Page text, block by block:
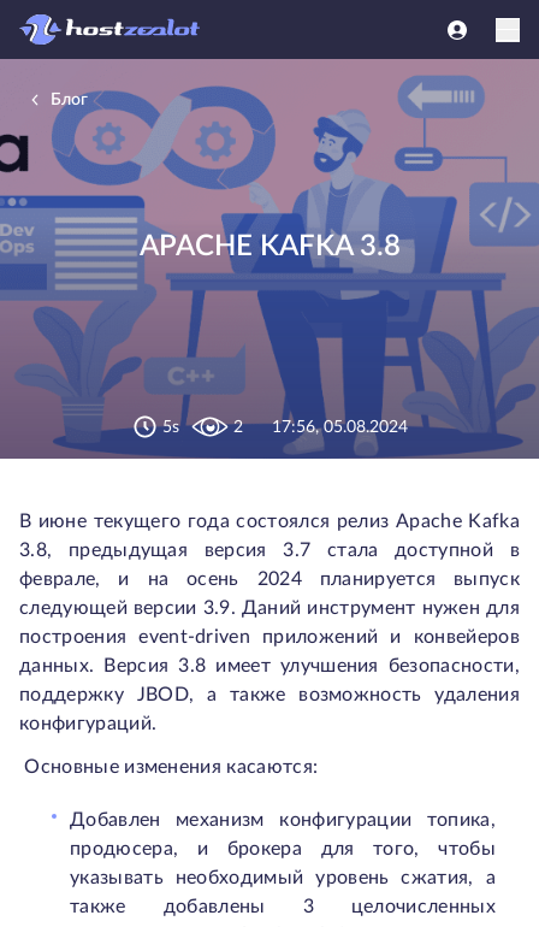
Блог
APACHE KAFKA 3.8
5s 2 17:56, 05.08.2024
В июне текущего года состоялся релиз Apache Kafka
3.8, предыдущая версия 3.7 стала доступной в
феврале, и на осень 2024 планируется выпуск
следующей версии 3.9. Даний инструмент нужен для
построения event-driven приложений и конвейеров
данных. Версия 3.8 имеет улучшения безопасности,
поддержку JBOD, а также возможность удаления
конфигураций.
Основные изменения касаются:
Добавлен механизм конфигурации топика,
продюсера, и брокера для того, чтобы
указывать необходимый уровень сжатия, а
также добавлены 3 целочисленных